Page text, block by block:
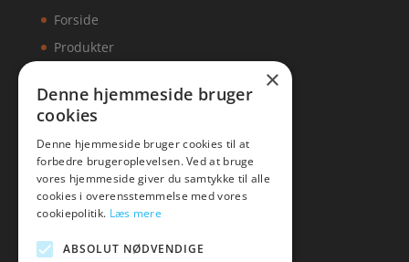
Forside
Produkter
Artikler
Malawigruppen
Mail:hej@malawigruppen.dk
×
Denne hjemmeside bruger
cookies
Denne hjemmeside bruger cookies til at
forbedre brugeroplevelsen. Ved at bruge
vores hjemmeside giver du samtykke til alle
cookies i overensstemmelse med vores
cookiepolitik. Læs mere
ABSOLUT NØDVENDIGE